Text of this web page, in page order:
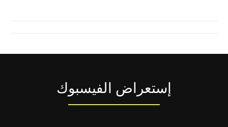
إستعراض الفيسبوك